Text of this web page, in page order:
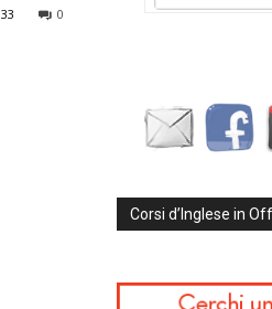
0
Corsi d’Inglese in